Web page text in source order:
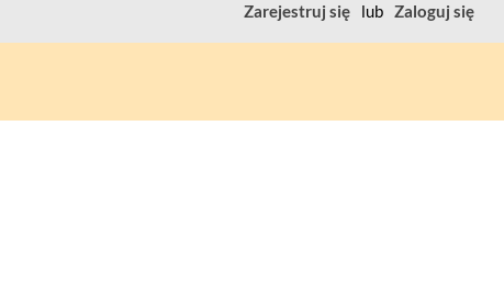
Zarejestruj się lub Zaloguj się